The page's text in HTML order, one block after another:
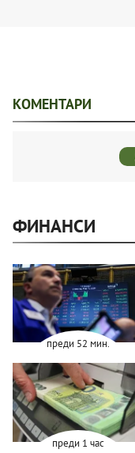
КОМЕНТАРИ
ФИНАНСИ
преди 52 мин.
преди 1 час